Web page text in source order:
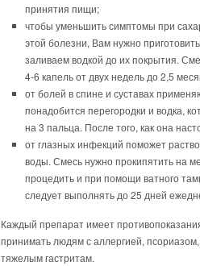
принятия пищи;
чтобы уменьшить симптомы при
этой болезни, Вам нужно
заливаем водкой до их покрытия.
4-6 капель от двух недель до 2,5
от болей в спине и суставах
понадобится перегородки и водка,
на 3 пальца. После того, как она
от глазных инфекций поможет
воды. Смесь нужно прокипятить на
процедить и при помощи ватного
следует выполнять до 25 дней
Каждый препарат имеет
принимать людям с аллергией,
тяжелым гастритам.